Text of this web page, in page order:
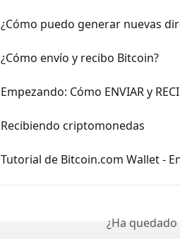
¿Cómo puedo generar nuevas
¿Cómo envío y recibo Bitcoin?
Empezando: Cómo ENVIAR y
Recibiendo criptomonedas
Tutorial de Bitcoin.com Wallet -
¿Ha